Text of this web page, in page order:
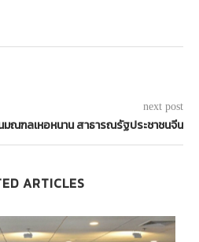
next post
มณฑลเหอหนาน สาธารณรัฐประชาชนจีน
ARTICLES